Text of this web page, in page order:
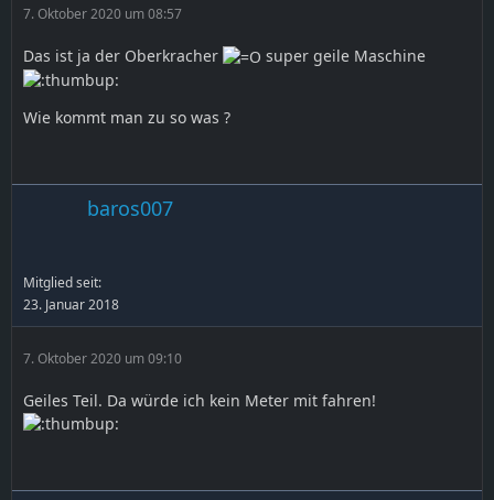
7. Oktober 2020 um 08:57
Das ist ja der Oberkracher super geile Maschine
Wie kommt man zu so was ?
baros007
Mitglied seit:
23. Januar 2018
7. Oktober 2020 um 09:10
Geiles Teil. Da würde ich kein Meter mit fahren!